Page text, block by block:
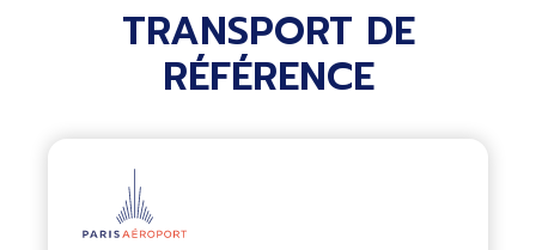
TRANSPORT DE
RÉFÉRENCE